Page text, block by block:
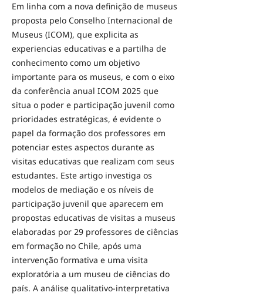
Em linha com a nova definição de museus
proposta pelo Conselho Internacional de
Museus (ICOM), que explicita as
experiencias educativas e a partilha de
conhecimento como um objetivo
importante para os museus, e com o eixo
da conferência anual ICOM 2025 que
situa o poder e participação juvenil como
prioridades estratégicas, é evidente o
papel da formação dos professores em
potenciar estes aspectos durante as
visitas educativas que realizam com seus
estudantes. Este artigo investiga os
modelos de mediação e os níveis de
participação juvenil que aparecem em
propostas educativas de visitas a museus
elaboradas por 29 professores de ciências
em formação no Chile, após uma
intervenção formativa e uma visita
exploratória a um museu de ciências do
país. A análise qualitativo-interpretativa